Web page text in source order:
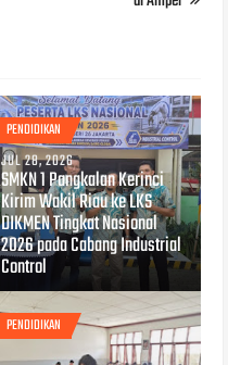
PENDIDIKAN
JUL 28, 2026
SMKN 1 Pangkalan Kerinci
Kirim Wakil Riau ke LKS
DIKMEN Tingkat Nasional
2026 pada Cabang Industrial
Control
PENDIDIKAN